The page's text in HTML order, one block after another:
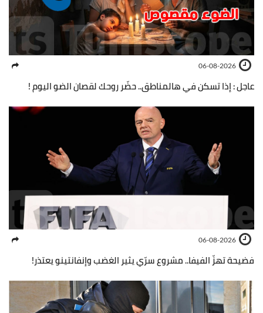
06-08-2026
عاجل : إذا تسكن في هالمناطق.. حضّر روحك لقصان الضو اليوم !
06-08-2026
فضيحة تهزّ الفيفا.. مشروع سرّي يثير الغضب وإنفانتينو يعتذر!